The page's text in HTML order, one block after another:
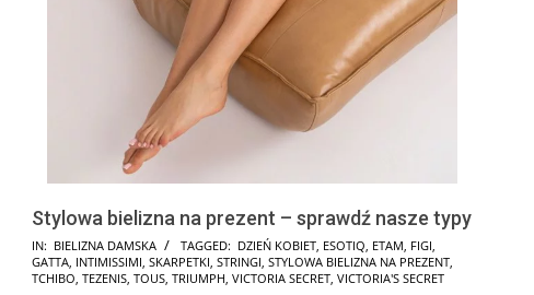
Stylowa bielizna na prezent – sprawdź nasze typy
2024-
11-
IN: BIELIZNA DAMSKA TAGGED: DZIEŃ KOBIET, ESOTIQ, ETAM, FIGI,
GATTA, INTIMISSIMI, SKARPETKI, STRINGI, STYLOWA BIELIZNA NA PREZENT,
TCHIBO, TEZENIS, TOUS, TRIUMPH, VICTORIA SECRET, VICTORIA'S SECRET